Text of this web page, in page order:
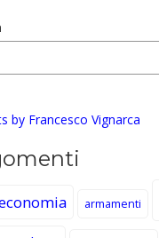
by Francesco Vignarca
armamenti